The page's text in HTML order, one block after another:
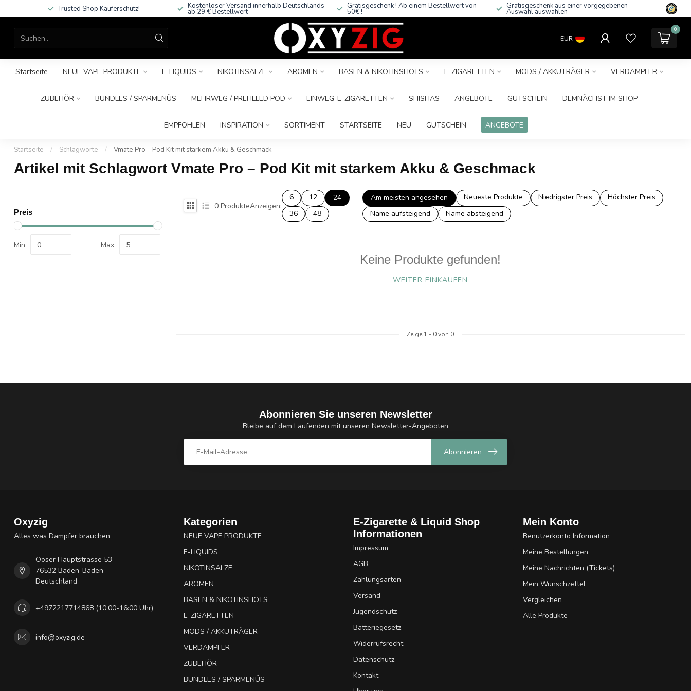
Trusted Shop Käuferschutz! Kostenloser Versand innerhalb Deutschlands
ab 29 € Bestellwert
Gratisgeschenk ! Ab einem Bestellwert von
50€ !
Gratisgeschenk aus einer vorgegebenen
Auswahl auswählen
EUR
0
Startseite NEUE VAPE PRODUKTE E-LIQUIDS NIKOTINSALZE AROMEN BASEN & NIKOTINSHOTS E-ZIGARETTEN MODS / AKKUTRÄGER VERDAMPFER
ZUBEHÖR BUNDLES / SPARMENÜS MEHRWEG / PREFILLED POD EINWEG-E-ZIGARETTEN SHISHAS ANGEBOTE GUTSCHEIN DEMNÄCHST IM SHOP
EMPFOHLEN INSPIRATION SORTIMENT STARTSEITE NEU GUTSCHEIN ANGEBOTE
Startseite / Schlagworte / Vmate Pro – Pod Kit mit starkem Akku & Geschmack
Artikel mit Schlagwort Vmate Pro – Pod Kit mit starkem Akku & Geschmack
Preis
Min Max
0 ProdukteAnzeigen:
6 12
24
36
48
Am meisten angesehen Neueste Produkte Niedrigster Preis
Höchster Preis
Name aufsteigend
Name absteigend
Keine Produkte gefunden!
WEITER EINKAUFEN
Zeige 1 - 0von 0
Abonnieren Sie unseren Newsletter
Bleibe auf dem Laufenden mit unseren Newsletter-Angeboten
Abonnieren
Oxyzig
Alles was Dampfer brauchen
Ooser Hauptstrasse 53
76532 Baden-Baden
Deutschland
+4972217714868 (10:00-16:00 Uhr)
info@oxyzig.de
Kategorien
NEUE VAPE PRODUKTE
E-LIQUIDS
NIKOTINSALZE
AROMEN
BASEN & NIKOTINSHOTS
E-ZIGARETTEN
MODS / AKKUTRÄGER
VERDAMPFER
ZUBEHÖR
BUNDLES / SPARMENÜS
E-Zigarette & Liquid Shop
Informationen
Impressum
AGB
Zahlungsarten
Versand
Jugendschutz
Batteriegesetz
Widerrufsrecht
Datenschutz
Kontakt
Mein Konto
Benutzerkonto Information
Meine Bestellungen
Meine Nachrichten (Tickets)
Mein Wunschzettel
Vergleichen
Alle Produkte